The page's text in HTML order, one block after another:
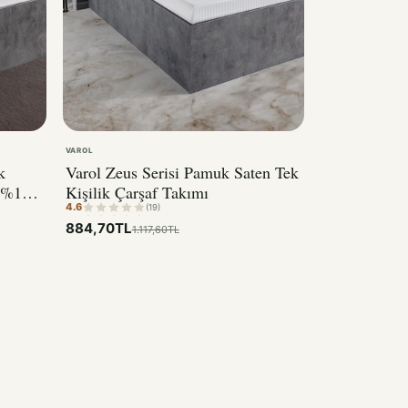
VAROL
Varol Zeus Serisi Pamuk Saten Tek
Kişilik Çarşaf Takımı
4.6 (19)
884,70TL1.117,60TL